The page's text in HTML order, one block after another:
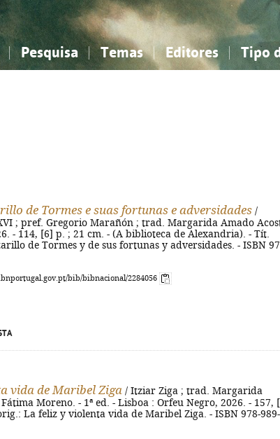
Pesquisa Temas Editores Tipo
de Tormes e suas fortunas e adversidades /
; pref. Gregorio Marañón ; trad. Margarida Amado
- 114, [6] p. ; 21 cm. - (A biblioteca de Alexandria). - Tít.
de Tormes y de sus fortunas y adversidades. - ISBN
bib/bibnacional/2284056
vida de Maribel Ziga / Itziar Ziga ; trad. Margarida
Moreno. - 1ª ed. - Lisboa : Orfeu Negro, 2026. - 157,
La feliz y violenta vida de Maribel Ziga. - ISBN 978-989-